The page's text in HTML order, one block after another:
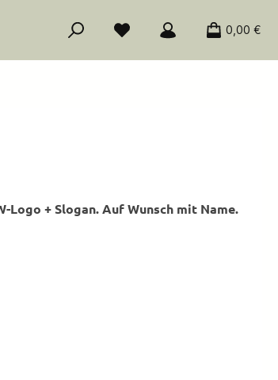
0,00 €
Logo + Slogan. Auf Wunsch mit Name.